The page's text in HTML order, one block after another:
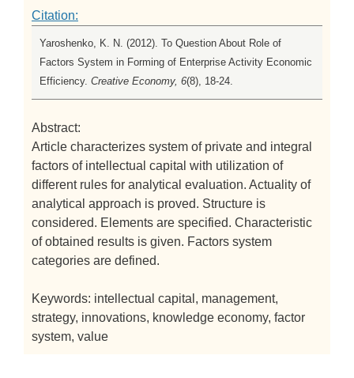
Citation:
Yaroshenko, K. N. (2012). To Question About Role of
Factors System in Forming of Enterprise Activity Economic
Efficiency. Creative Economy, 6(8), 18-24.
Abstract:
Article characterizes system of private and integral
factors of intellectual capital with utilization of
different rules for analytical evaluation. Actuality of
analytical approach is proved. Structure is
considered. Elements are specified. Characteristic
of obtained results is given. Factors system
categories are defined.
Keywords: intellectual capital, management,
strategy, innovations, knowledge economy, factor
system, value